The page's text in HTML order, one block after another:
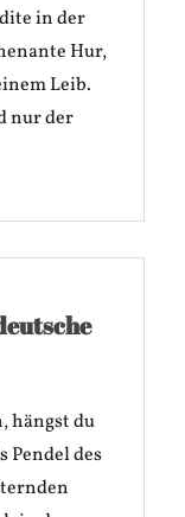
in der
Hur,
Leib.
nur der
hängst du
Pendel des